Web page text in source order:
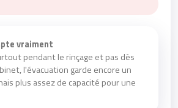
vraiment
pendant le rinçage et pas dès
l'évacuation garde encore un
plus assez de capacité pour une